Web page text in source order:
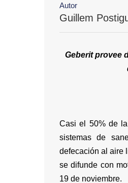
Autor
Guillem
Geberit provee
Casi el 50% de
sistemas de
defecación al aire
se difunde con
19 de noviembre.